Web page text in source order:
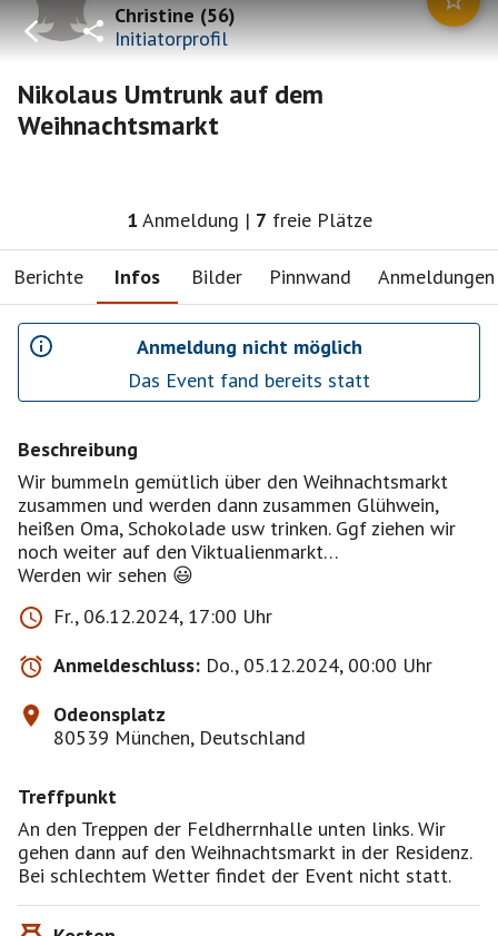
Christine(56)
Initiatorprofil
Nikolaus Umtrunk auf dem
Weihnachtsmarkt
1 Anmeldung | 7 freie Plätze
Berichte Infos Bilder Pinnwand Anmeldungen
Anmeldung nicht möglich
Das Event fand bereits statt
Beschreibung
Wir bummeln gemütlich über den Weihnachtsmarkt
zusammen und werden dann zusammen Glühwein,
heißen Oma, Schokolade usw trinken. Ggf ziehen wir
noch weiter auf den Viktualienmarkt…
Werden wir sehen 😃
Fr., 06.12.2024, 17:00 Uhr
Anmeldeschluss: Do., 05.12.2024, 00:00 Uhr
Odeonsplatz
80539 München, Deutschland
Treffpunkt
An den Treppen der Feldherrnhalle unten links. Wir
gehen dann auf den Weihnachtsmarkt in der Residenz.
Bei schlechtem Wetter findet der Event nicht statt.